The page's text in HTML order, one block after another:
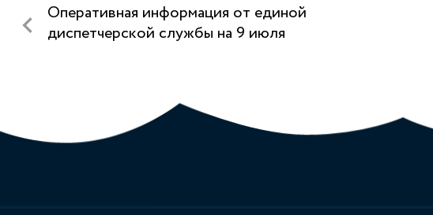
Оперативная информация от единой
диспетчерской службы на 9 июля